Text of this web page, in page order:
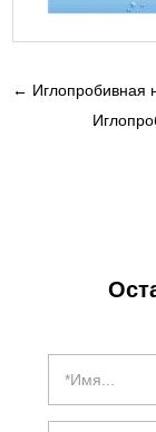
← Иглопробивная